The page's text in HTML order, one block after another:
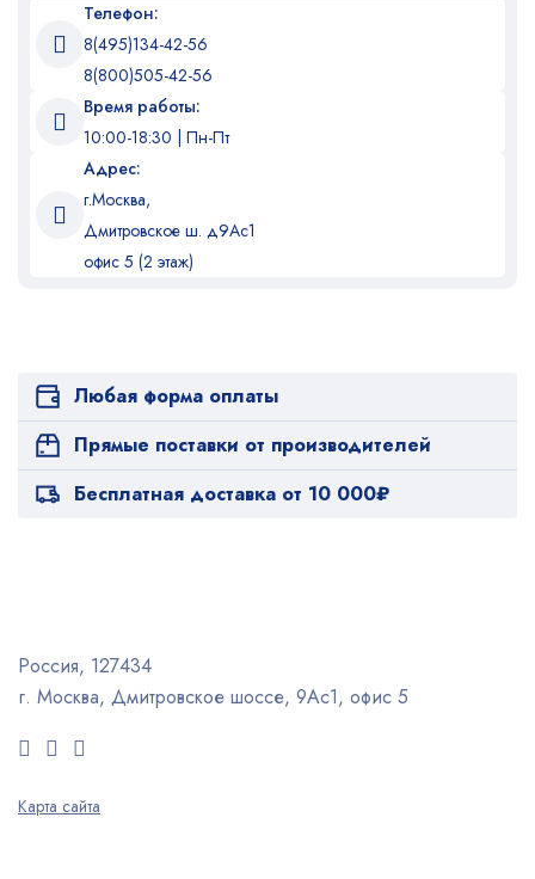
Телефон:
8(495)134-42-56
8(800)505-42-56
Время работы:
10:00-18:30 | Пн-Пт
Адрес:
г.Москва,
Дмитровское ш. д9Ас1
офис 5 (2 этаж)
Любая форма оплаты
Прямые поставки от производителей
Бесплатная доставка от 10 000₽
Россия, 127434
г. Москва, Дмитровское шоссе, 9Ас1, офис 5
Карта сайта